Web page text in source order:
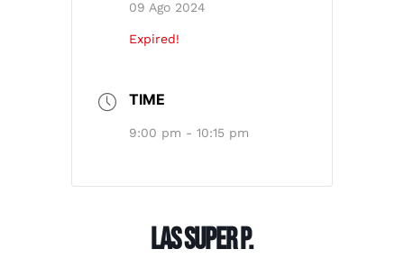
09 Ago 2024
Expired!
TIME
9:00 pm - 10:15 pm
LAS SUPER P.